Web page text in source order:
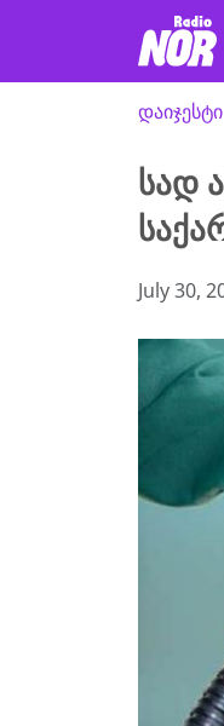
დაიჯესტი
სად
July 30,